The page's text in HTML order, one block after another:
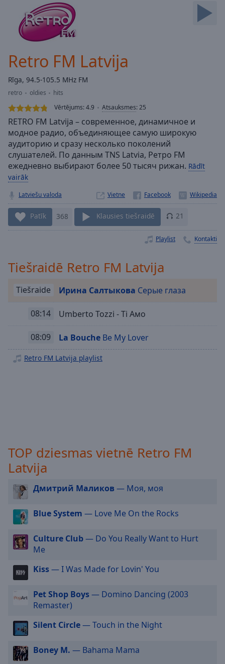
Forward
Current
Loaded:
0.00%
Stream
TypeLIVE
live,
currently
behind
liveLIVE
Remaining
Time-
Playback
Rate
Chapters
Descriptions
descriptions
selected
Subtitles
off,
selected
Track
in-
Picture
Fullscreen
This
modal
Beginning
dialog
window.
Escape
Retro FM Latvija
Rīga, 94.5-105.5 MHz FM
retro oldies
hits
Vērtējums:4.9 Atsauksmes:25
RETRO FM Latvija – современное, динамичное и
модное радио, объединяющее самую широкую
аудиторию и сразу несколько поколений
слушателей. По данным TNS Latvia, Ретро FM
ежедневно выбирают более 50 тысяч рижан. Rādīt
vairāk
Latviešu valoda Vietne
Patīk 368 Klausies tiešraidē 21
Playlist Kontakti
Tiešraidē Retro FM Latvija
Tiešraide Ирина Салтыкова Серые глаза
08:14 Umberto Tozzi - Ti Aмо
08:09 La Bouche Be My Lover
Retro FM Latvija playlist
TOP dziesmas vietnē Retro FM
Latvija
Дмитрий Маликов— Моя, моя
Blue System — Love Me On the Rocks
Culture Club— Do You Really Want to Hurt
Me
Kiss— I Was Made for Lovin' You
Pet Shop Boys— Domino Dancing (2003
Remaster)
Silent Circle— Touch in the Night
Boney M. — Bahama Mama